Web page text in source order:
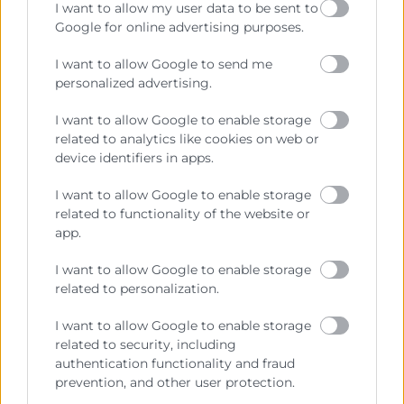
I want to allow my user data to be sent to
Google for online advertising purposes.
I want to allow Google to send me
personalized advertising.
I want to allow Google to enable storage
related to analytics like cookies on web or
device identifiers in apps.
I want to allow Google to enable storage
related to functionality of the website or
app.
I want to allow Google to enable storage
related to personalization.
I want to allow Google to enable storage
related to security, including
authentication functionality and fraud
prevention, and other user protection.
a 2030), dels quals 620 milions corresponen a la
restauració, transport, oci i comerç minorista
principalment). Esta major activitat generaria més de
quals 13.473 són ocupacions directes generades en
les activitats turístiques més beneficiades per un
Recursos vinculats
Presentació Informe ampliació aeroport VLC
230424 (Documento)
Resum executiu Aeroport de València 220424
(Documento)